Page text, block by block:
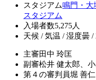
スタジアム鳴門・大
スタジアム
入場者数5,275人
天候 / 気温 / 湿度曇 /
主審田中 玲匡
副審松井 健太郎、
第４の審判員堀 善仁